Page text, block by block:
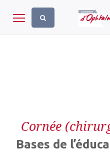
Toggle navigation
Cornée
Bases de
Panneau de gestion des